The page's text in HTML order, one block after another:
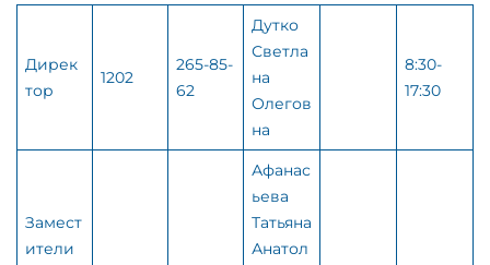
Дирек
тор
1202
265-85-
62
Дутко
Светла
на
Олегов
на
8:30-
17:30
Замест
ители
Афанас
ьева
Татьяна
Анатол